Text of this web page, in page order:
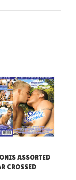
ASSORTED
CROSSED